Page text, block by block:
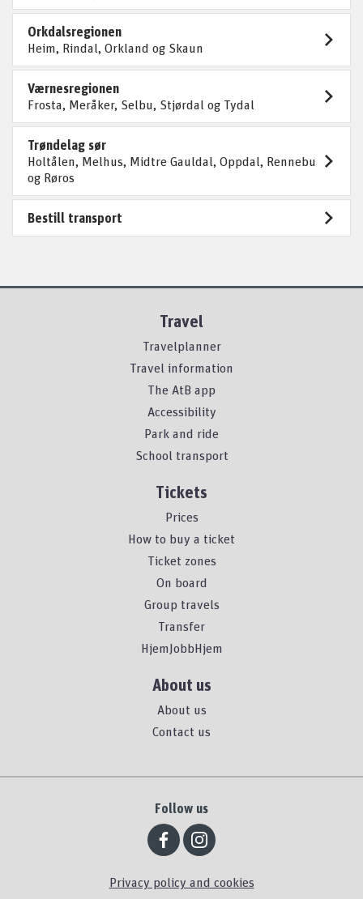
Orkdalsregionen
Heim, Rindal, Orkland og Skaun
Værnesregionen
Frosta, Meråker, Selbu, Stjørdal og Tydal
Trøndelag sør
Holtålen, Melhus, Midtre Gauldal, Oppdal, Rennebu
og Røros
Bestill transport
Travel
Travelplanner
Travel information
The AtB app
Accessibility
Park and ride
School transport
Tickets
Prices
How to buy a ticket
Ticket zones
On board
Group travels
Transfer
HjemJobbHjem
About us
About us
Contact us
Follow us
Privacy policy and cookies